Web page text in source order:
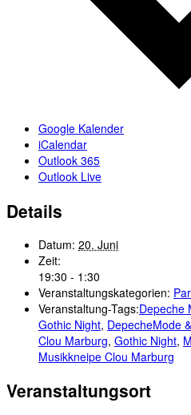
Google Kalender
iCalendar
Outlook 365
Outlook Live
Details
Datum: 20. Juni
Zeit:
19:30 - 1:30
Veranstaltungskategorien:
Veranstaltung-Tags:Depeche
Gothic Night, DepecheMode
Clou Marburg, Gothic Night,
Musikkneipe Clou Marburg
Veranstaltungsort